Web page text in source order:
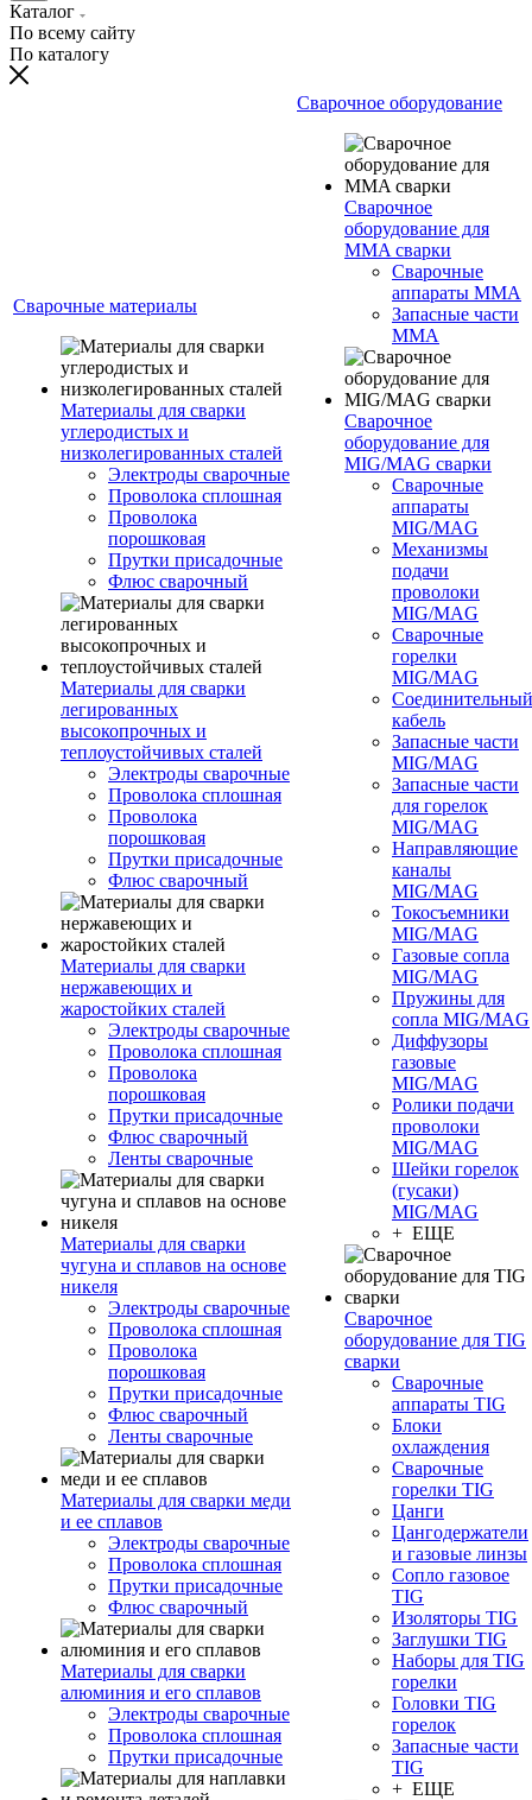
Каталог
По всему сайту
По каталогу
Сварочные материалы
Материалы для сварки
углеродистых и
низколегированных сталей
Электроды сварочные
Проволока сплошная
Проволока
порошковая
Прутки присадочные
Флюс сварочный
Материалы для сварки
легированных
высокопрочных и
теплоустойчивых сталей
Электроды сварочные
Проволока сплошная
Проволока
порошковая
Прутки присадочные
Флюс сварочный
Материалы для сварки
нержавеющих и
жаростойких сталей
Электроды сварочные
Проволока сплошная
Проволока
порошковая
Прутки присадочные
Флюс сварочный
Ленты сварочные
Материалы для сварки
чугуна и сплавов на основе
никеля
Электроды сварочные
Проволока сплошная
Проволока
порошковая
Прутки присадочные
Флюс сварочный
Ленты сварочные
Материалы для сварки меди
и ее сплавов
Электроды сварочные
Проволока сплошная
Прутки присадочные
Флюс сварочный
Материалы для сварки
алюминия и его сплавов
Электроды сварочные
Проволока сплошная
Прутки присадочные
Сварочное оборудование
Сварочное
оборудование для
MMA сварки
Сварочные
аппараты MMA
Запасные части
MMA
Сварочное
оборудование для
MIG/MAG сварки
Сварочные
аппараты
MIG/MAG
Механизмы
подачи
проволоки
MIG/MAG
Сварочные
горелки
MIG/MAG
Соединительный
кабель
Запасные части
MIG/MAG
Запасные части
для горелок
MIG/MAG
Направляющие
каналы
MIG/MAG
Токосъемники
MIG/MAG
Газовые сопла
MIG/MAG
Пружины для
сопла MIG/MAG
Диффузоры
газовые
MIG/MAG
Ролики подачи
проволоки
MIG/MAG
Шейки горелок
(гусаки)
MIG/MAG
+ ЕЩЕ
Сварочное
оборудование для TIG
сварки
Сварочные
аппараты TIG
Блоки
охлаждения
Сварочные
горелки TIG
Цанги
Цангодержатели
и газовые линзы
Сопло газовое
TIG
Изоляторы TIG
Заглушки TIG
Наборы для TIG
горелки
Головки TIG
горелок
Запасные части
TIG
+ ЕЩЕ